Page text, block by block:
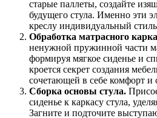
старые паллеты, создайте
будущего стула. Именно эти
креслу индивидуальный
Обработка матрасного
ненужной пружинной части
формируя мягкое сиденье и
кроется секрет создания
сочетающей в себе комфорт и
Сборка основы стула.
сиденье к каркасу стула,
Загните и подточите